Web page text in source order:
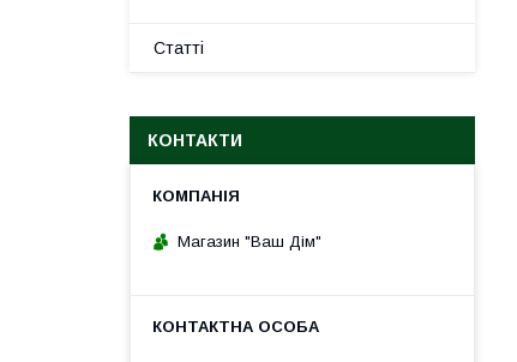
Статті
КОНТАКТИ
Магазин "Ваш Дім"